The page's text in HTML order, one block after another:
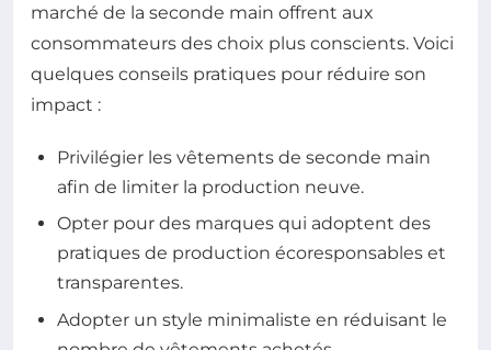
marché de la seconde main offrent aux
consommateurs des choix plus conscients. Voici
quelques conseils pratiques pour réduire son
impact :
Privilégier les vêtements de seconde main
afin de limiter la production neuve.
Opter pour des marques qui adoptent des
pratiques de production écoresponsables et
transparentes.
Adopter un style minimaliste en réduisant le